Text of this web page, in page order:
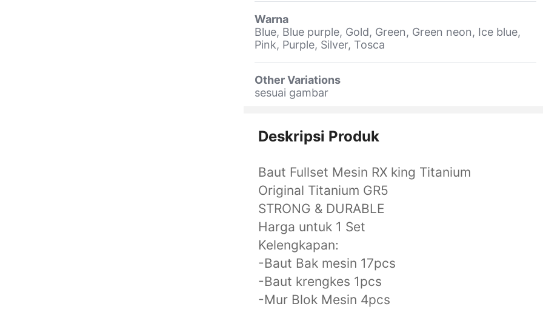
Warna
Blue, Blue purple, Gold, Green, Green neon, Ice blue,
Pink, Purple, Silver, Tosca
Other Variations
sesuai gambar
Deskripsi Produk
Baut Fullset Mesin RX king Titanium
Original Titanium GR5
STRONG & DURABLE
Harga untuk 1 Set
Kelengkapan:
-Baut Bak mesin 17pcs
-Baut krengkes 1pcs
-Mur Blok Mesin 4pcs